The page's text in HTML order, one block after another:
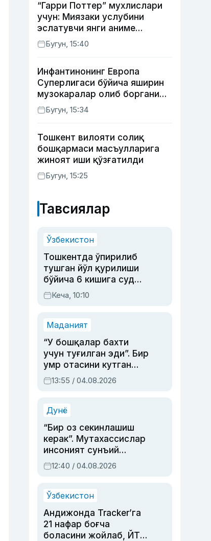
“Гарри Поттер” мухлислари
учун: Миязаки услубини
эслатувчи янги аниме
томошабинлар эътиборини
қозонмоқда
Бугун, 15:40
Инфантинонинг Европа
Суперлигаси бўйича яширин
музокаралар олиб боргани
фош бўлди
Бугун, 15:34
Тошкент вилояти солиқ
бошқармаси масъулларига
жиноят иши қўзғатилди
Бугун, 15:25
Тавсиялар
Ўзбекистон
Тошкентда ўпирилиб
тушган йўл қурилиши
бўйича 6 кишига суд
ҳукми ўқилди
Кеча, 10:10
Маданият
“У бошқалар бахти
учун туғилган эди”. Бир
умр отасини кутган
актриса ва дубльяж
устаси Римма
синовларга тўла ҳаёти
13:55 / 04.08.2026
Дунё
“Бир оз секинлашиш
керак”. Мутахассислар
инсоният сунъий
интеллектни бошқара
олмай қолишидан
12:40 / 04.08.2026
Ўзбекистон
Андижонда Tracker’га
21 нафар боғча
боласини жойлаб, ЙТҲ